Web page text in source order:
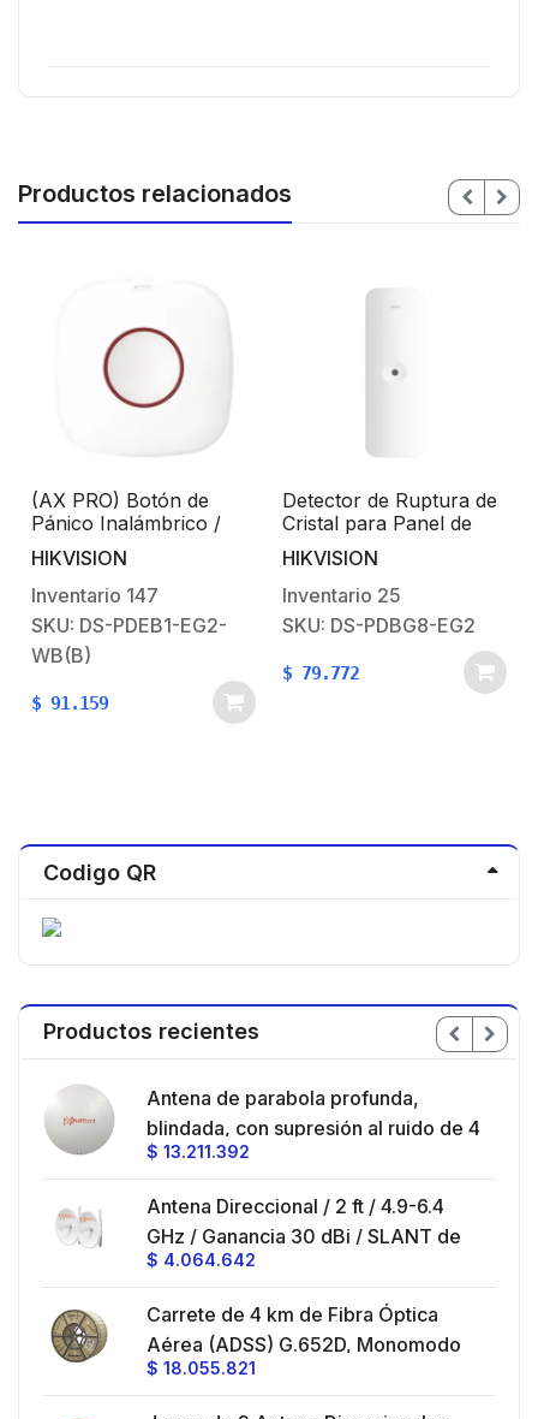
Productos relacionados
(AX PRO) Botón de
Pánico Inalámbrico /
Exterior IP66 /
Indicador LED
HIKVISION
Inventario 147
SKU: DS-PDEB1-EG2-
WB(B)
$ 91.159
Detector de Ruptura de
Cristal para Panel de
Alarma HIKVISION /
Cableada / Interior / 8
Metros de Rango / 120°
de Cobertura
HIKVISION
Inventario 25
SKU: DS-PDBG8-EG2
$ 79.772
Codigo QR
Productos recientes
Antena de parabola profunda,
blindada, con supresión al ruido de 4
ft, 5.9-7.2 GHz, Ganancia 36 dBi con
hasta 80 km, Conectores N-hembra,
montaje con alineación milimétrica.
$ 13.211.392
Antena Direccional / 2 ft / 4.9-6.4
GHz / Ganancia 30 dBi / SLANT de
45 ° y 90 ° / Conector N-Hembra /
$ 4.064.642
Carrete de 4 km de Fibra Óptica
Aérea (ADSS) G.652D, Monomodo
de 24 Hilos, Exterior, Span 200,
$ 18.055.821